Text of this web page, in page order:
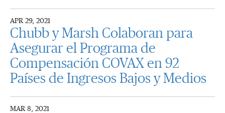
APR 29, 2021
Chubb y Marsh Colaboran para
Asegurar el Programa de
Compensación COVAX en 92
Países de Ingresos Bajos y Medios
MAR 8, 2021